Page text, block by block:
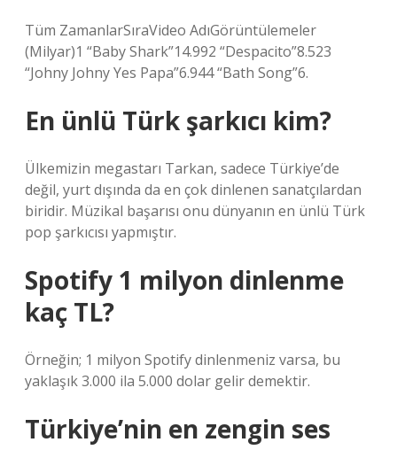
Tüm ZamanlarSıraVideo AdıGörüntülemeler
(Milyar)1 “Baby Shark”14.992 “Despacito”8.523
“Johny Johny Yes Papa”6.944 “Bath Song”6.
En ünlü Türk şarkıcı kim?
Ülkemizin megastarı Tarkan, sadece Türkiye’de
değil, yurt dışında da en çok dinlenen sanatçılardan
biridir. Müzikal başarısı onu dünyanın en ünlü Türk
pop şarkıcısı yapmıştır.
Spotify 1 milyon dinlenme
kaç TL?
Örneğin; 1 milyon Spotify dinlenmeniz varsa, bu
yaklaşık 3.000 ila 5.000 dolar gelir demektir.
Türkiye’nin en zengin ses